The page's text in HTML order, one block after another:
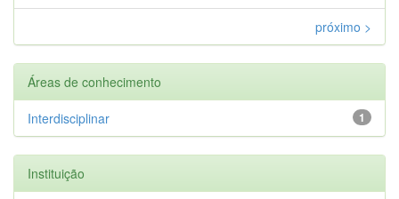
próximo >
Áreas de conhecimento
1
Interdisciplinar
Instituição